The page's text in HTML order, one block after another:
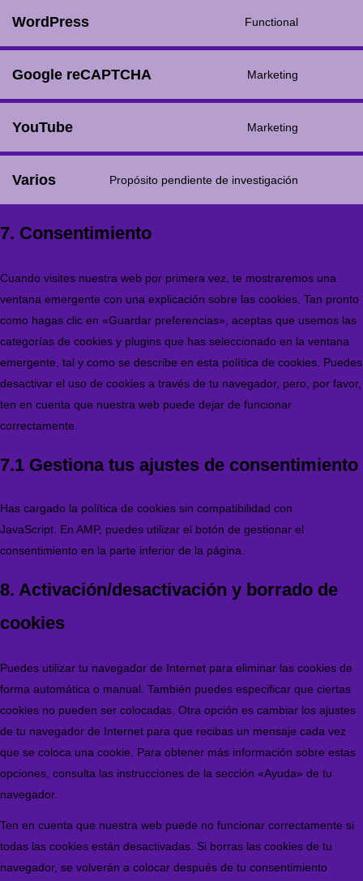
WordPress Functional
Google reCAPTCHA Marketing
YouTube Marketing
Varios Propósito pendiente de investigación
7. Consentimiento
Cuando visites nuestra web por primera vez, te mostraremos una
ventana emergente con una explicación sobre las cookies. Tan pronto
como hagas clic en «Guardar preferencias», aceptas que usemos las
categorías de cookies y plugins que has seleccionado en la ventana
emergente, tal y como se describe en esta política de cookies. Puedes
desactivar el uso de cookies a través de tu navegador, pero, por favor,
ten en cuenta que nuestra web puede dejar de funcionar
correctamente.
7.1 Gestiona tus ajustes de consentimiento
Has cargado la política de cookies sin compatibilidad con
JavaScript. En AMP, puedes utilizar el botón de gestionar el
consentimiento en la parte inferior de la página.
8. Activación/desactivación y borrado de
cookies
Puedes utilizar tu navegador de Internet para eliminar las cookies de
forma automática o manual. También puedes especificar que ciertas
cookies no pueden ser colocadas. Otra opción es cambiar los ajustes
de tu navegador de Internet para que recibas un mensaje cada vez
que se coloca una cookie. Para obtener más información sobre estas
opciones, consulta las instrucciones de la sección «Ayuda» de tu
navegador.
Ten en cuenta que nuestra web puede no funcionar correctamente si
todas las cookies están desactivadas. Si borras las cookies de tu
navegador, se volverán a colocar después de tu consentimiento